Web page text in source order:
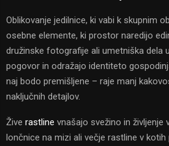
Oblikovanje jedilnice, ki vabi k skupnim
osebne elemente, ki prostor naredijo
družinske fotografije ali umetniška dela
pogovor in odražajo identiteto
naj bodo premišljene – raje manj
naključnih detajlov.
Žive rastline vnašajo svežino in življenje
lončnice na mizi ali večje rastline v